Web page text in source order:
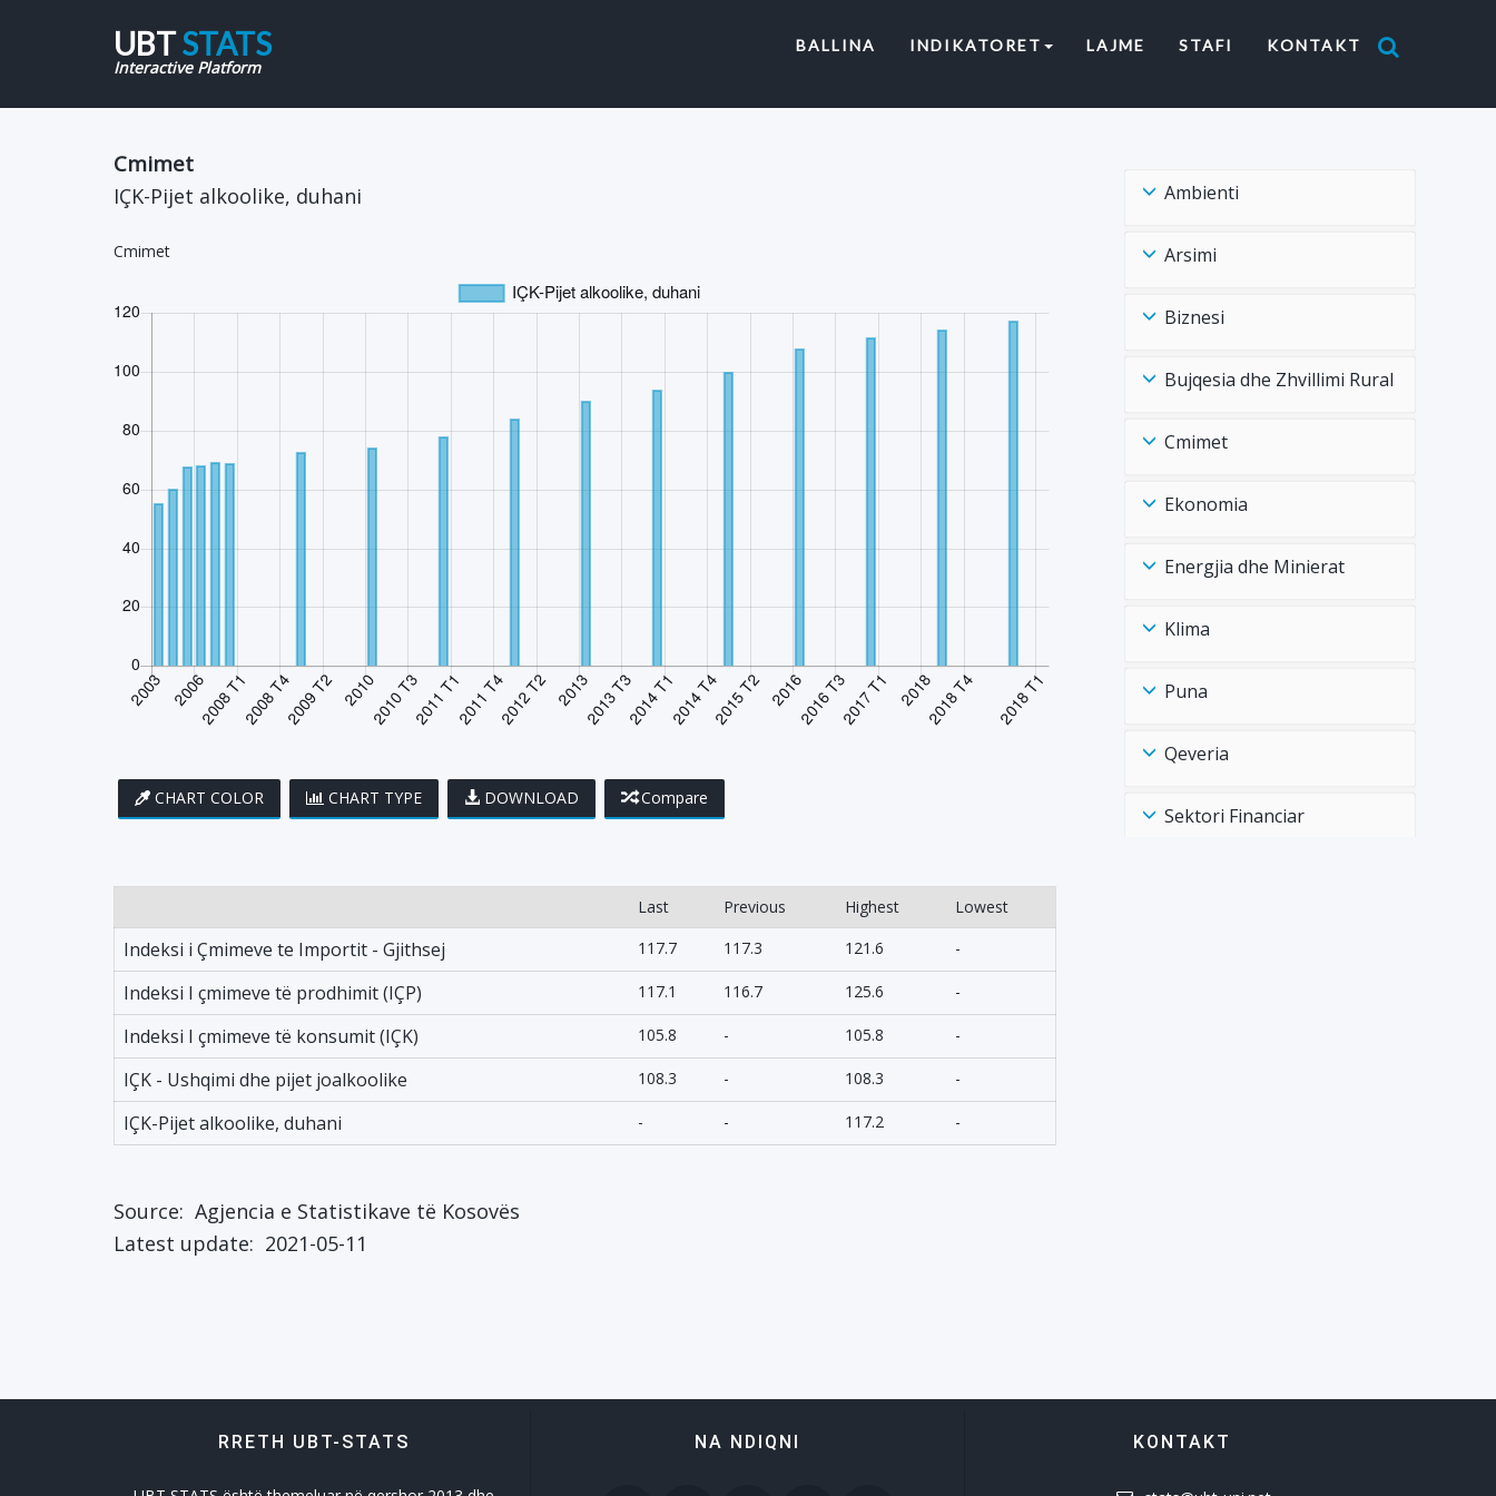
UBTSTATS
Interactive Platform
BALLINA (CURRENT)
INDIKATORET LAJME STAFI KONTAKT
Cmimet
IÇK-Pijet alkoolike, duhani
Cmimet
CHART COLOR CHART TYPE DOWNLOAD Compare
Last Previous Highest Lowest
Indeksi i Çmimeve te Importit - Gjithsej 117.7 117.3 121.6 -
Indeksi I çmimeve të prodhimit (IÇP) 117.1 116.7 125.6 -
Indeksi I çmimeve të konsumit (IÇK) 105.8 - 105.8 -
IÇK - Ushqimi dhe pijet joalkoolike 108.3 - 108.3 -
IÇK-Pijet alkoolike, duhani - - 117.2 -
Source: Agjencia e Statistikave të Kosovës
Latest update: 2021-05-11
Ambienti
Arsimi
Biznesi
Bujqesia dhe Zhvillimi Rural
Cmimet
Ekonomia
Energjia dhe Minierat
Klima
Puna
Qeveria
Sektori Financiar
RRETH UBT-STATS NA NDIQNI KONTAKT